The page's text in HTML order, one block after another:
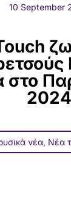
10 September
στο
2024
νέα, Νέα